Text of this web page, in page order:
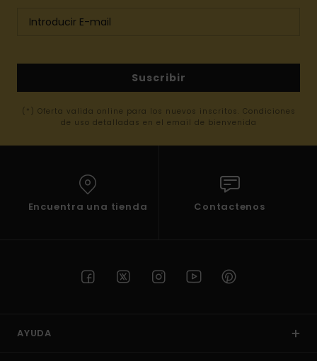
Suscribir
(*) Oferta valida online para los nuevos inscritos. Condiciones
de uso detalladas en el email de bienvenida
Encuentra una tienda Contactenos
AYUDA